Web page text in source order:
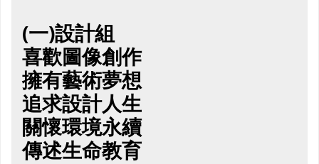
(一)設計組
喜歡圖像創作
擁有藝術夢想
追求設計人生
關懷環境永續
傳述生命教育